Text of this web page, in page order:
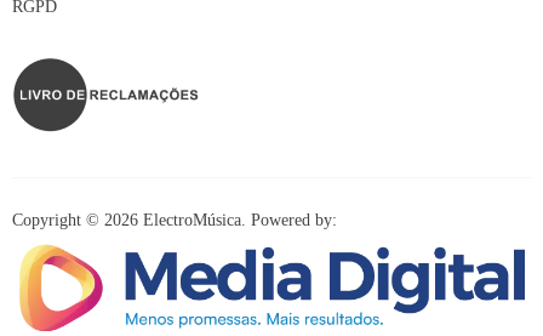
RGPD
Copyright © 2026 ElectroMúsica. Powered by: